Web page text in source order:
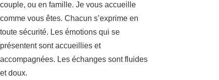
couple, ou en famille. Je vous accueille
comme vous êtes. Chacun s’exprime en
toute sécurité. Les émotions qui se
présentent sont accueillies et
accompagnées. Les échanges sont fluides
et doux.